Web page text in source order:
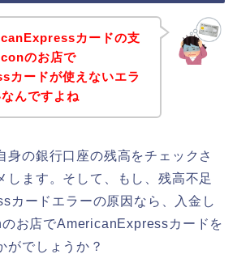
カードの支
のお店で
ードが使えないエラ
んですよね
身の銀行口座の残高をチェックさ
します。そして、もし、残高不足
カードエラーの原因なら、入金し
お店でAmericanExpressカードを
がでしょうか？